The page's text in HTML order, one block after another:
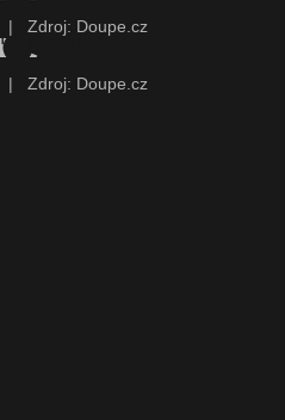
| Zdroj: Doupe.cz
| Zdroj: Doupe.cz